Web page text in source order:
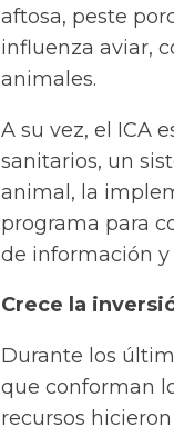
aftosa, peste
influenza aviar,
animales.
A su vez, el ICA
sanitarios, un
animal, la
programa para
de información
Crece la
Durante los
que conforman
recursos